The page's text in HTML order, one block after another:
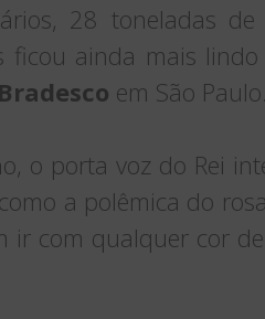
28 toneladas de
ficou ainda mais
em São Paulo.
o porta voz do Rei
a polêmica do
ir com qualquer cor